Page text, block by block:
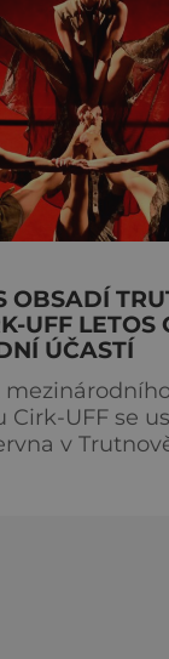
OBSADÍ
UFF LETOS
ÚČASTÍ
Cirk-UFF se
v
28